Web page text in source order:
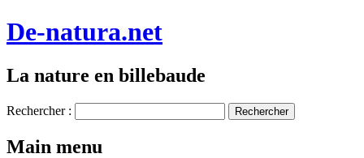
De-natura.net
La nature en billebaude
Rechercher :
Main menu